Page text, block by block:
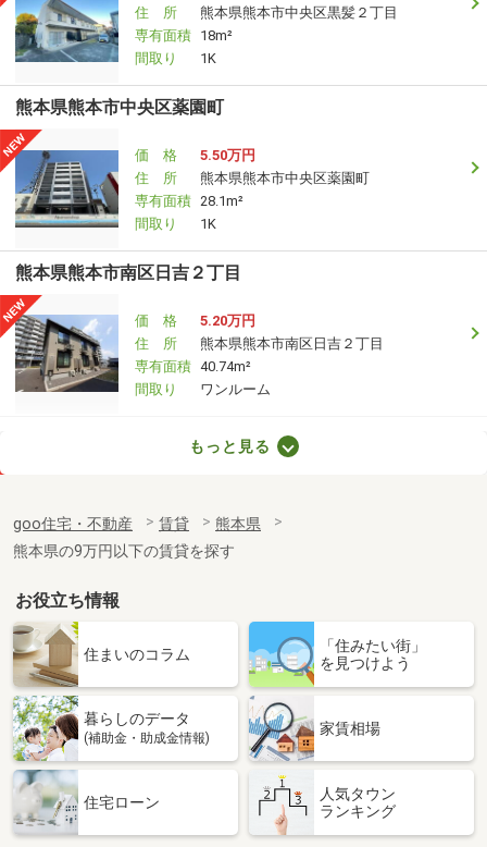
住 所
熊本県熊本市中央区黒髪２丁目
専有面積 18m²
間取り
1K
熊本県熊本市中央区薬園町
価 格
5.50万円
住 所
熊本県熊本市中央区薬園町
専有面積 28.1m²
間取り
1K
熊本県熊本市南区日吉２丁目
価 格
5.20万円
住 所
熊本県熊本市南区日吉２丁目
専有面積 40.74m²
間取り
ワンルーム
熊本県熊本市中央区国府３丁目
専有面積
54.8m²
間取り
2LDK
熊本県熊本市東区榎町
価 格
5.30万円
熊本県熊本市東区榎町
専有面積 50.03m²
間取り
熊本県熊本市北区楠野町
住 所
熊本県熊本市北区楠野町
もっと見る
goo住宅・不動産 賃貸
熊本県
熊本県の9万円以下の賃貸を探す
お役立ち情報
住まいのコラム
「住みたい街」
を見つけよう
暮らしのデータ
(補助金・助成金情報)
家賃相場
住宅ローン
人気タウン
ランキング